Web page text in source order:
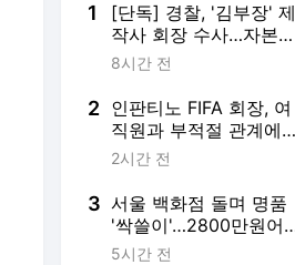
1
[단독] 경찰, '김부장' 제
작사 회장 수사…자본시
장법 위반 의혹
8시간 전
2 인판티노 FIFA 회장, 여
직원과 부적절 관계에
거액 퇴직금 지급 논란
2시간 전
3 서울 백화점 돌며 명품
'싹쓸이'…2800만원어
치 훔친 중국인 실형
5시간 전